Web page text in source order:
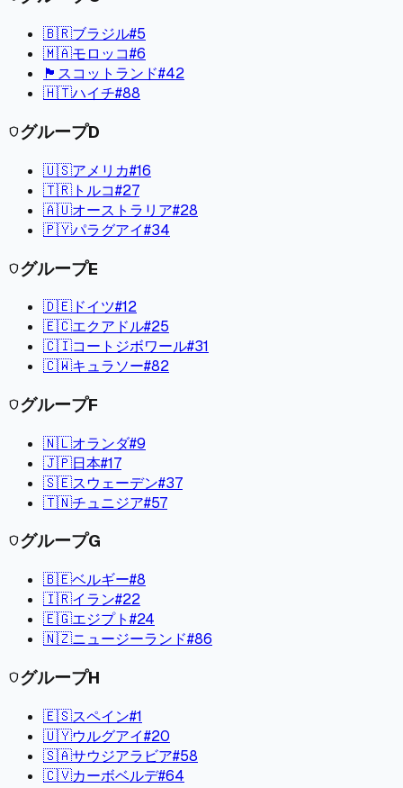
🇧🇷ブラジル#5
🇲🇦モロッコ#6
🏴󠁧󠁢󠁳󠁣󠁴󠁿 スコットランド#42
🇭🇹ハイチ#88
shieldグループD
🇺🇸アメリカ#16
🇹🇷 トルコ#27
🇦🇺オーストラリア#28
🇵🇾パラグアイ#34
shieldグループE
🇩🇪 ドイツ#12
🇪🇨エクアドル#25
🇨🇮コートジボワール#31
🇨🇼キュラソー#82
shieldグループF
🇳🇱オランダ#9
🇯🇵日本#17
🇸🇪スウェーデン#37
🇹🇳チュニジア#57
shieldグループG
🇧🇪ベルギー#8
🇮🇷イラン#22
🇪🇬エジプト#24
🇳🇿ニュージーランド#86
shieldグループH
🇪🇸スペイン#1
🇺🇾ウルグアイ#20
🇸🇦サウジアラビア#58
🇨🇻カーボベルデ#64